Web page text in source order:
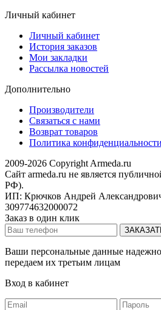
Личный кабинет
Личный кабинет
История заказов
Мои закладки
Рассылка новостей
Дополнительно
Производители
Связаться с нами
Возврат товаров
Политика конфиденциальности
2009-2026 Copyright Armeda.ru
Сайт armeda.ru не является
РФ).
ИП: Крючков Андрей
309774632000072
Заказ в один клик
Ваши персональные данные
передаем их третьим лицам
Вход в кабинет